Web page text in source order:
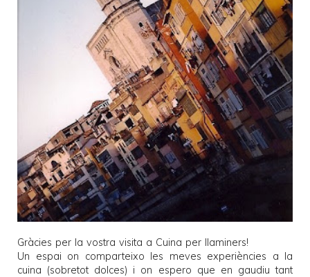
Gràcies per la vostra visita a Cuina per llaminers!
Un espai on comparteixo les meves experiències a la
cuina (sobretot dolces) i on espero que en gaudiu tant